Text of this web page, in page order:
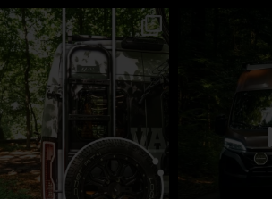
vanmecampervans
Aug 1